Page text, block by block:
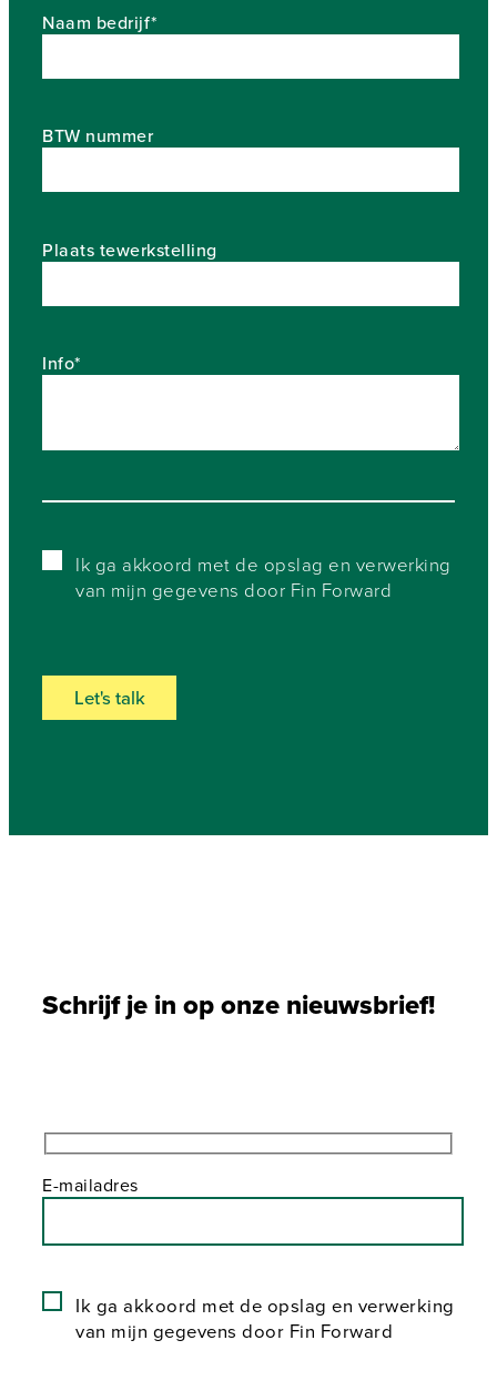
Naam bedrijf*
BTW nummer
Plaats tewerkstelling
Info*
Ik ga akkoord met de opslag en verwerking
van mijn gegevens door Fin Forward
Schrijf je in op onze nieuwsbrief!
E-mailadres
Ik ga akkoord met de opslag en verwerking
van mijn gegevens door Fin Forward